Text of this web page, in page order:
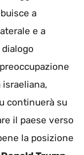
a
e a
israeliana,
continuerà su
il paese verso
la posizione